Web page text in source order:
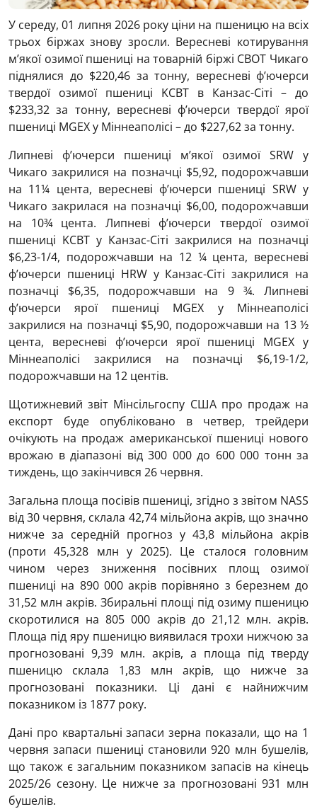
У середу, 01 липня 2026 року ціни на пшеницю на всіх
трьох біржах знову зросли. Вересневі котирування
м’якої озимої пшениці на товарній біржі CBOT Чикаго
піднялися до $220,46 за тонну, вересневі ф’ючерси
твердої озимої пшениці KCBT в Канзас-Сіті – до
$233,32 за тонну, вересневі ф’ючерси твердої ярої
пшениці MGEХ у Міннеаполісі – до $227,62 за тонну.
Липневі ф’ючерси пшениці м’якої озимої SRW у
Чикаго закрилися на позначці $5,92, подорожчавши
на 11¼ цента, вересневі ф’ючерси пшениці SRW у
Чикаго закрилася на позначці $6,00, подорожчавши
на 10¾ цента. Липневі ф’ючерси твердої озимої
пшениці KCBT у Канзас-Сіті закрилися на позначці
$6,23-1/4, подорожчавши на 12 ¼ цента, вересневі
ф’ючерси пшениці HRW у Канзас-Сіті закрилися на
позначці $6,35, подорожчавши на 9 ¾. Липневі
ф’ючерси ярої пшениці MGEХ у Міннеаполісі
закрилися на позначці $5,90, подорожчавши на 13 ½
цента, вересневі ф’ючерси ярої пшениці MGEХ у
Міннеаполісі закрилися на позначці $6,19-1/2,
подорожчавши на 12 центів.
Щотижневий звіт Мінсільгоспу США про продаж на
експорт буде опубліковано в четвер, трейдери
очікують на продаж американської пшениці нового
врожаю в діапазоні від 300 000 до 600 000 тонн за
тиждень, що закінчився 26 червня.
Загальна площа посівів пшениці, згідно з звітом NASS
від 30 червня, склала 42,74 мільйона акрів, що значно
нижче за середній прогноз у 43,8 мільйона акрів
(проти 45,328 млн у 2025). Це сталося головним
чином через зниження посівних площ озимої
пшениці на 890 000 акрів порівняно з березнем до
31,52 млн акрів. Збиральні площі під озиму пшеницю
скоротилися на 805 000 акрів до 21,12 млн. акрів.
Площа під яру пшеницю виявилася трохи нижчою за
прогнозовані 9,39 млн. акрів, а площа під тверду
пшеницю склала 1,83 млн акрів, що нижче за
прогнозовані показники. Ці дані є найнижчим
показником із 1877 року.
Дані про квартальні запаси зерна показали, що на 1
червня запаси пшениці становили 920 млн бушелів,
що також є загальним показником запасів на кінець
2025/26 сезону. Це нижче за прогнозовані 931 млн
бушелів.